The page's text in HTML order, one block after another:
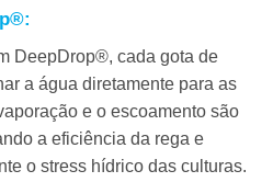
DeepDrop®, cada gota de
a água diretamente para as
e o escoamento são
a eficiência da rega e
o stress hídrico das culturas.